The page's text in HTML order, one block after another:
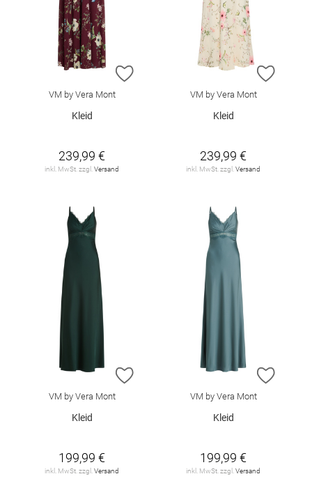
ZUR WUNSCHLISTE HINZUFÜGEN
VM by Vera Mont
Kleid
239,99 €
inkl. MwSt. zzgl. Versand
ZUR
VM by Vera Mont
Kleid
239,99 €
inkl. MwSt. zzgl. Versand
ZUR WUNSCHLISTE HINZUFÜGEN
VM by Vera Mont
Kleid
199,99 €
inkl. MwSt. zzgl. Versand
ZUR
VM by Vera Mont
Kleid
199,99 €
inkl. MwSt. zzgl. Versand